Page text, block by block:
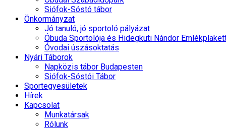
Siófok-Sóstó tábor
Önkormányzat
Jó tanuló, jó sportoló pályázat
Óbuda Sportolója és Hidegkuti Nándor
Óvodai úszásoktatás
Nyári Táborok
Napközis tábor Budapesten
Siófok-Sóstói Tábor
Sportegyesületek
Hírek
Kapcsolat
Munkatársak
Rólunk